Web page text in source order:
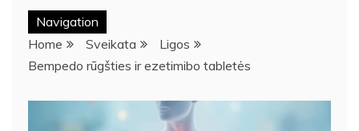
Navigation
Home
Sveikata
Ligos
Bempedo rūgšties ir ezetimibo tabletės